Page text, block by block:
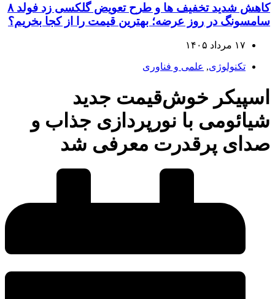
کاهش شدید تخفیف‌ ها و طرح تعویض گلکسی زد فولد ۸
سامسونگ در روز عرضه؛ بهترین قیمت را از کجا بخریم؟
۱۷ مرداد ۱۴۰۵
تکنولوژی, علمی و فناوری
اسپیکر خوش‌قیمت جدید
شیائومی با نورپردازی جذاب و
صدای پرقدرت معرفی شد